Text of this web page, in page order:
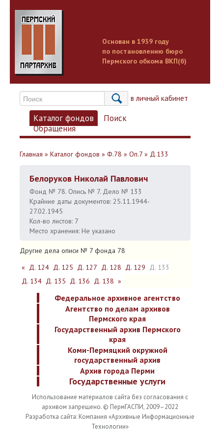
Основан в 1939 году
по постановлению бюро
Пермского обкома ВКП(б)
Вход в личный кабинет
Каталог фондов
Поиск
Обращения
Главная » Каталог фондов » Ф.78 » Оп.7 » Д.133
Белоруков Николай Павлович
Фонд № 78. Опись № 7. Дело № 133
Крайние даты документов: 25.11.1944-
27.02.1945
Кол-во листов: 7
Место хранения: Не указано
Другие дела описи № 7 фонда 78
« Д. 124 Д. 125 Д. 127 Д. 128 Д. 129 Д. 133
Д. 134 Д. 135 Д. 136 Д. 138 »
Федеральное архивное агентство
Агентство по делам архивов
Пермского края
Государственный архив Пермского
края
Коми-Пермяцкий окружной
государственный архив
Архив города Перми
Государственные услуги
Использование материалов сайта без согласования с
архивом запрещено. © ПермГАСПИ, 2009–2022
Разработка сайта: Компания «Архивные Информационные
Технологии»